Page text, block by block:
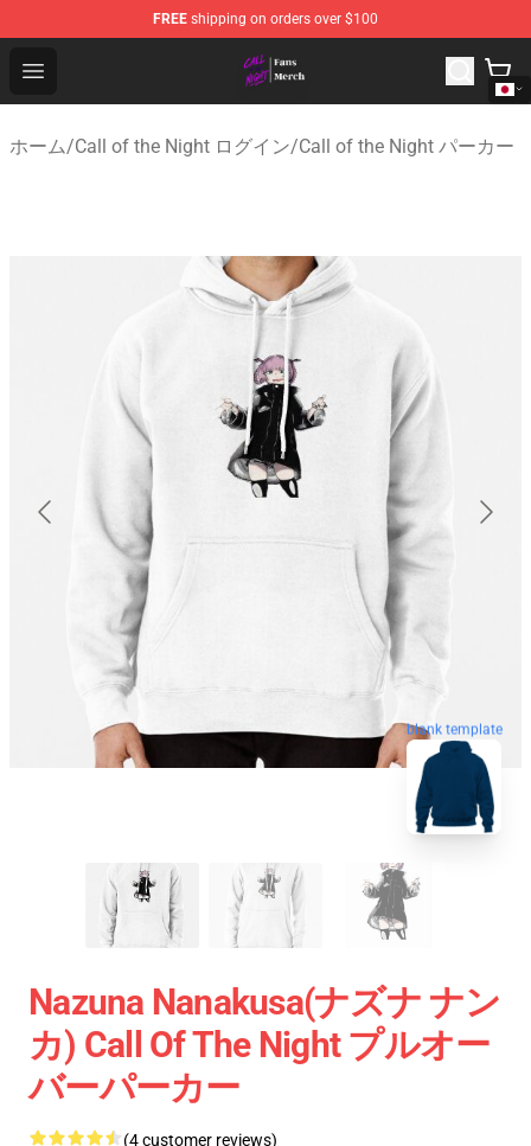
FREE shipping on orders over $100
Open menu
Call of the Night Store - Official Call of the Night
ホーム/Call of the Night ログイン/Call of the Night パーカー
blank template
Nazuna Nanakusa(ナズナ ナン
カ) Call Of The Night プルオー
バーパーカー
(4 customer reviews)